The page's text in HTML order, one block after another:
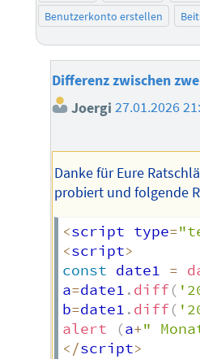
Benutzerkonto erstellen
Differenz zwischen
Joergi 27.01.2026
Danke für Eure
probiert und folgende
<script type=
<script>
const date1 =
a=date1 . diff(
b=date1 . diff(
alert
(a+"
< /script>